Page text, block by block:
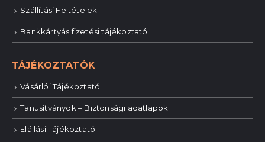
Szállítási Feltételek
Bankkártyás fizetési tájékoztató
TÁJÉKOZTATÓK
Vásárlói Tájékoztató
Tanusítványok – Biztonsági adatlapok
Elállási Tájékoztató